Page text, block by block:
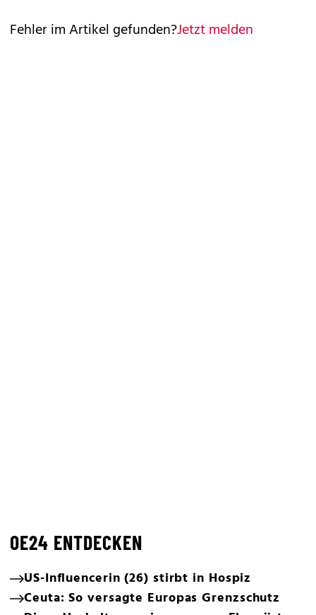
Fehler im Artikel gefunden?Jetzt melden
OE24 ENTDECKEN
US-Influencerin (26) stirbt in Hospiz
Ceuta: So versagte Europas Grenzschutz